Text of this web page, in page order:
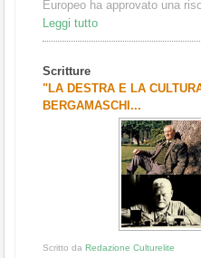
Europeo ha approvato una
Leggi tutto
Scritture
"LA DESTRA E LA
BERGAMASCHI...
Scritto da Redazione Culturelite